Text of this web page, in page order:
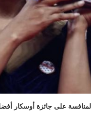
على جائزة أوسكار